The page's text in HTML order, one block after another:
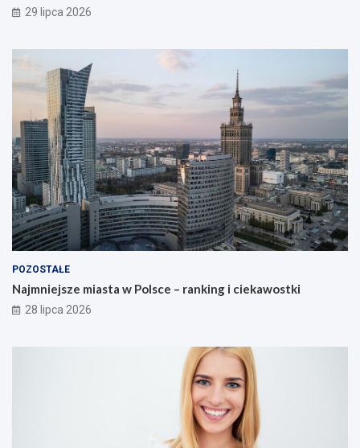
29 lipca 2026
POZOSTAŁE
Najmniejsze miasta w Polsce – ranking i ciekawostki
28 lipca 2026